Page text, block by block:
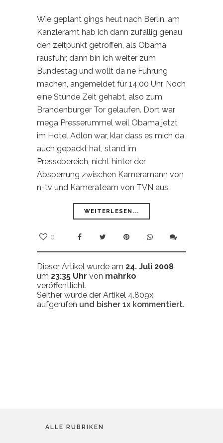
Wie geplant gings heut nach Berlin, am
Kanzleramt hab ich dann zufällig genau
den zeitpunkt getroffen, als Obama
rausfuhr, dann bin ich weiter zum
Bundestag und wollt da ne Führung
machen, angemeldet für 14:00 Uhr. Noch
eine Stunde Zeit gehabt, also zum
Brandenburger Tor gelaufen. Dort war
mega Presserummel weil Obama jetzt
im Hotel Adlon war, klar dass es mich da
auch gepackt hat, stand im
Pressebereich, nicht hinter der
Absperrung zwischen Kameramann von
n-tv und Kamerateam von TVN aus…
WEITERLESEN...
0
Dieser Artikel wurde am 24. Juli 2008
um 23:35 Uhr von mahrko
veröffentlicht.
Seither wurde der Artikel 4.809x
aufgerufen und bisher 1x kommentiert.
ALLE RUBRIKEN